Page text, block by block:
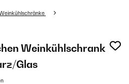
Weinkühlschrank
Glas